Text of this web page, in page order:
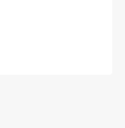
next page